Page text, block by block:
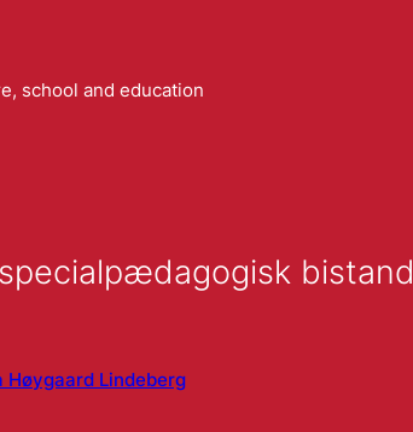
school and education
bistand
Høygaard Lindeberg